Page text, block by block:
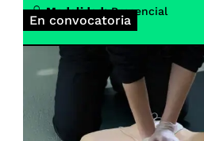
En convocatoria
Modalidad: Presencial